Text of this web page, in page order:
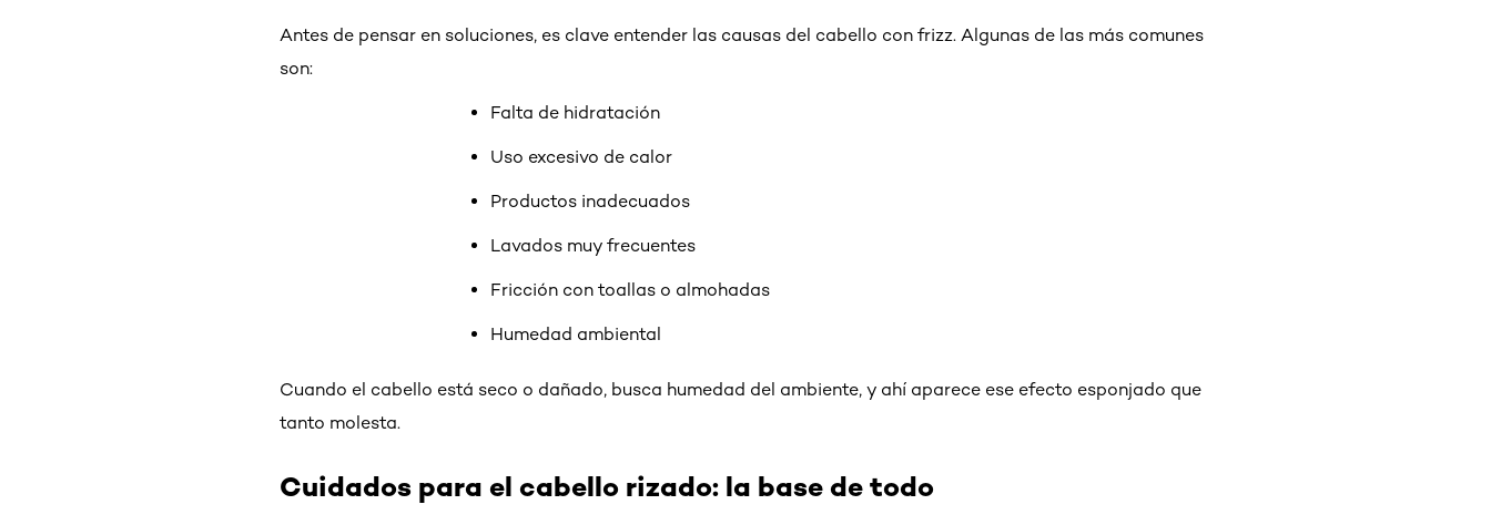
Antes de pensar en soluciones, es clave entender las causas del cabello con frizz. Algunas de las más comunes
son:
Falta de hidratación
Uso excesivo de calor
Productos inadecuados
Lavados muy frecuentes
Fricción con toallas o almohadas
Humedad ambiental
Cuando el cabello está seco o dañado, busca humedad del ambiente, y ahí aparece ese efecto esponjado que
tanto molesta.
Cuidados para el cabello rizado: la base de todo